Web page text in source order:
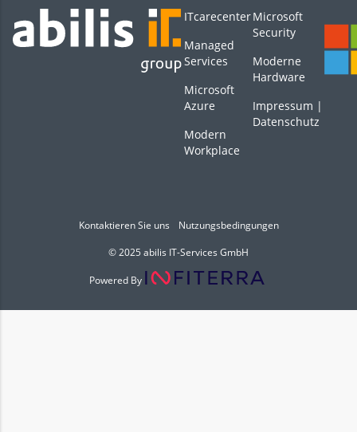
ITcarecenter
Managed
Services
Microsoft
Azure
Modern
Workplace
Microsoft
Security
Moderne
Hardware
Impressum |
Datenschutz
Kontaktieren Sie uns
Nutzungsbedingungen
© 2025 abilis IT-Services GmbH
Powered By